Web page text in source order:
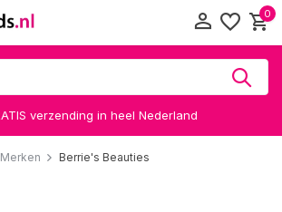
0
Altijd een leuke verrassing
Merken Berrie's Beauties